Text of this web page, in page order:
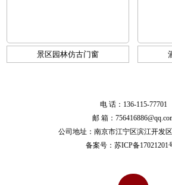
景区园林仿古门窗
电 话：136-115-77701
邮 箱：
公司地址：南京市江宁区滨江开发
备案号： 苏ICP备17021201